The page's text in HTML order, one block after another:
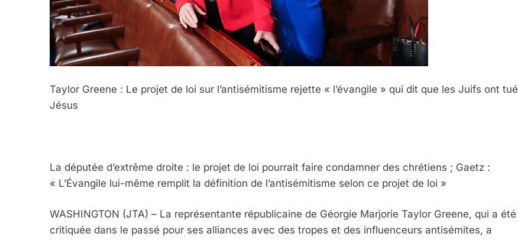
Taylor Greene : Le projet de loi sur l’antisémitisme rejette « l’évangile » qui dit que les Juifs ont tué
Jésus
La députée d’extrême droite : le projet de loi pourrait faire condamner des chrétiens ; Gaetz :
« L’Évangile lui-même remplit la définition de l’antisémitisme selon ce projet de loi »
WASHINGTON (JTA) – La représentante républicaine de Géorgie Marjorie Taylor Greene, qui a été
critiquée dans le passé pour ses alliances avec des tropes et des influenceurs antisémites, a